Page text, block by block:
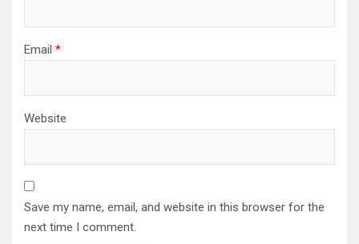
Email *
Website
Save my name, email, and website in this browser for the
next time I comment.